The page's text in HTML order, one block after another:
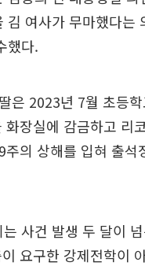
김 여사가 무마했다는
했다.
은 2023년 7월 초등
장실에 감금하고 리
주의 상해를 입혀 출석
사건 발생 두 달이
요구한 강제전학이